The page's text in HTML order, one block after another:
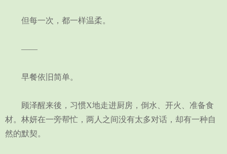
但每一次，都一样温柔。
——
早餐依旧简单。
顾泽醒来後，习惯X地走进厨房，倒水、开火、准备食
材。林妍在一旁帮忙，两人之间没有太多对话，却有一种自
然的默契。